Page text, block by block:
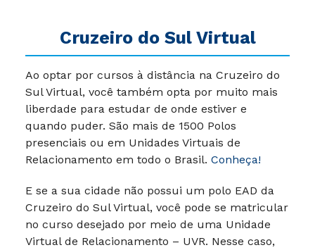
Cruzeiro do Sul Virtual
Ao optar por cursos à distância na Cruzeiro do
Sul Virtual, você também opta por muito mais
liberdade para estudar de onde estiver e
quando puder. São mais de 1500 Polos
presenciais ou em Unidades Virtuais de
Relacionamento em todo o Brasil. Conheça!
E se a sua cidade não possui um polo EAD da
Cruzeiro do Sul Virtual, você pode se matricular
no curso desejado por meio de uma Unidade
Virtual de Relacionamento – UVR. Nesse caso,